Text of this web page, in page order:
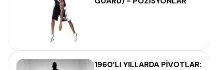
1960’LI YILLARDA PİVOTLAR: